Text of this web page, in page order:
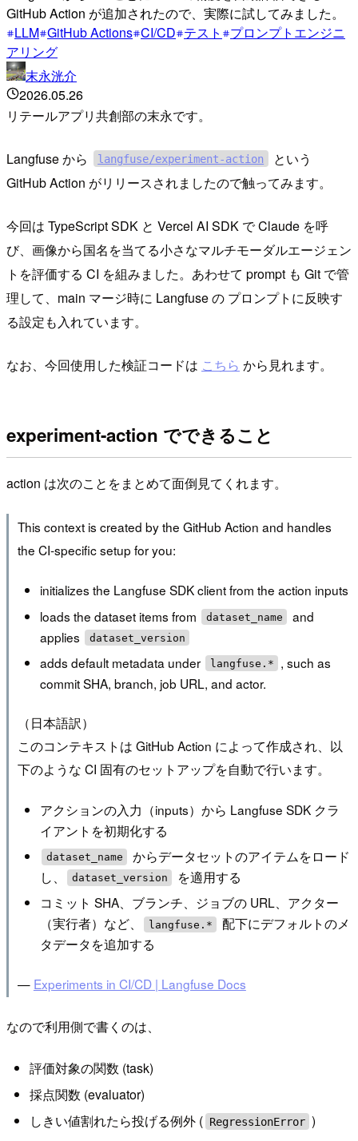
GitHub Action が追加されたので、実際に試してみました。
LLM GitHub Actions CI/CD テスト
プロンプトエンジニ
アリング
末永洸介
2026.05.26
リテールアプリ共創部の末永です。
Langfuse から langfuse/experiment-action
という
GitHub Action がリリースされましたので触ってみます。
今回は TypeScript SDK と Vercel AI SDK で Claude を呼
び、画像から国名を当てる小さなマルチモーダルエージェン
トを評価する CI を組みました。あわせて prompt も Git で管
理して、main マージ時に Langfuse の プロンプトに反映す
る設定も入れています。
なお、今回使用した検証コードは こちら から見れます。
experiment-action でできること
action は次のことをまとめて面倒見てくれます。
This context is created by the GitHub Action and handles
the CI-specific setup for you:
initializes the Langfuse SDK client from the action inputs
loads the dataset items from
dataset_name
and
applies
dataset_version
adds default metadata under langfuse.*
, such as
commit SHA, branch, job URL, and actor.
（日本語訳）
このコンテキストは GitHub Action によって作成され、以
下のような CI 固有のセットアップを自動で行います。
アクションの入力（inputs）から Langfuse SDK クラ
イアントを初期化する
dataset_name
からデータセットのアイテムをロード
し、
dataset_version
を適用する
コミット SHA、ブランチ、ジョブの URL、アクター
（実行者）など、
langfuse.*
配下にデフォルトのメ
タデータを追加する
— Experiments in CI/CD | Langfuse Docs
なので利用側で書くのは、
評価対象の関数 (task)
採点関数 (evaluator)
しきい値割れたら投げる例外 ( RegressionError )